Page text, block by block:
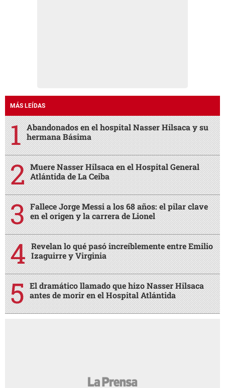
MÁS LEÍDAS
Abandonados en el hospital Nasser Hilsaca y su
hermana Básima
Muere Nasser Hilsaca en el Hospital General
Atlántida de La Ceiba
Fallece Jorge Messi a los 68 años: el pilar clave
en el origen y la carrera de Lionel
Revelan lo qué pasó increíblemente entre Emilio
Izaguirre y Virginia
El dramático llamado que hizo Nasser Hilsaca
antes de morir en el Hospital Atlántida